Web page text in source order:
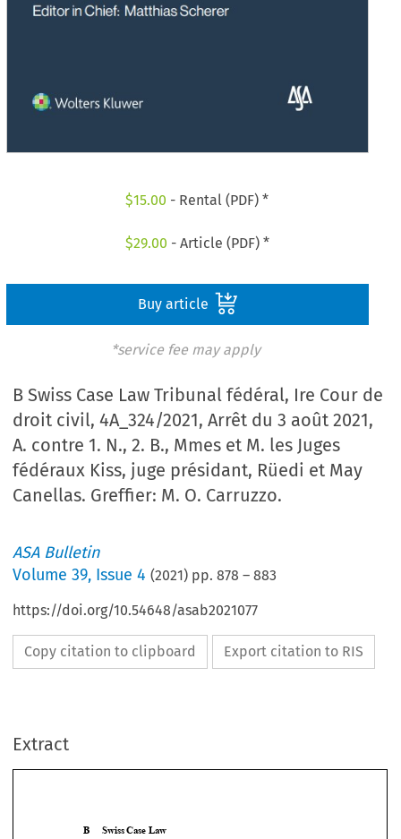
$15.00 - Rental (PDF) *
$29.00 - Article (PDF) *
Buy article
*service fee may apply
B Swiss Case Law Tribunal fédéral, Ire Cour de
droit civil, 4A_324/2021, Arrêt du 3 août 2021,
A. contre 1. N., 2. B., Mmes et M. les Juges
fédéraux Kiss, juge présidant, Rüedi et May
Canellas. Greffier: M. O. Carruzzo.
ASA Bulletin
Volume39, Issue 4 (2021) pp.878 –883
https://doi.org/10.54648/asab2021077
Copy citation to clipboard Export citation to RIS
Extract

B     Swiss     Case     Law